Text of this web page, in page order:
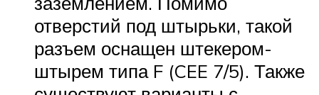
отверстий под штырьки, такой
разъем оснащен штекером-
штырем типа F (CEE 7/5). Также